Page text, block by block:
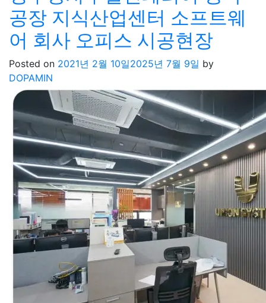
공장 지식산업센터 소프트웨
어 회사 오피스 시공현장
Posted on 2021년 2월 10일2025년 7월 9일 by
DOPAMIN